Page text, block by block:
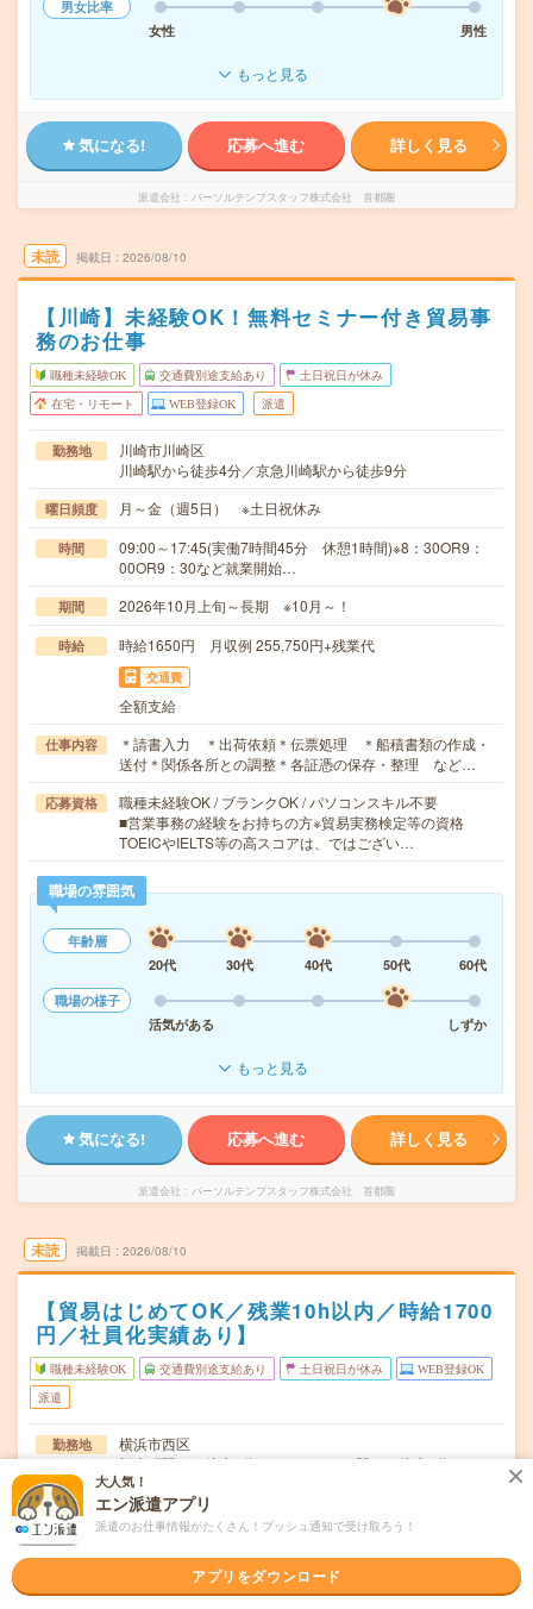
男女比率
女性
男性
もっと見る
気になる! 応募へ進む 詳しく見る
派遣会社 パーソルテンプスタッフ株式会社 首都圏
未読 掲載日 2026/08/10
【川崎】未経験OK！無料セミナー付き貿易事
務のお仕事
職種未経験OK 交通費別途支給あり 土日祝日が休み
在宅・リモート WEB登録OK 派遣
勤務地
川崎市川崎区
川崎駅から徒歩4分／京急川崎駅から徒歩9分
曜日頻度 月～金（週5日） ※土日祝休み
時間
09:00～17:45(実働7時間45分 休憩1時間)※8：30OR9：
00OR9：30など就業開始…
期間 2026年10月上旬～長期 ※10月～！
時給 時給1650円 月収例 255,750円+残業代
交通費
全額支給
仕事内容
＊請書入力 ＊出荷依頼＊伝票処理 ＊船積書類の作成・
送付＊関係各所との調整＊各証憑の保存・整理 など…
応募資格
職種未経験OK / ブランクOK / パソコンスキル不要
■営業事務の経験をお持ちの方※貿易実務検定等の資格
TOEICやIELTS等の高スコアは、ではござい…
職場の雰囲気
年齢層
20代
30代 40代 50代
60代
職場の様子
活気がある
しずか
もっと見る
気になる! 応募へ進む 詳しく見る
派遣会社 パーソルテンプスタッフ株式会社 首都圏
未読 掲載日 2026/08/10
【貿易はじめてOK／残業10h以内／時給1700
円／社員化実績あり】
職種未経験OK 交通費別途支給あり 土日祝日が休み WEB登録OK
派遣
勤務地
横浜市西区
桜木町駅から徒歩7分／みなとみらい駅から徒歩6分
曜日頻度 月～金（週5日） ※【休日】土日祝日
時間
【急募】即日～長期 ※8月～！
大人気！
エン派遣アプリ
派遣のお仕事情報がたくさん！プッシュ通知で受け取ろう！
アプリをダウンロード